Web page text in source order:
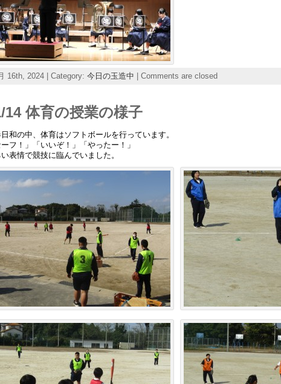
16th, 2024 | Category: 今日の玉造中 Comments are closed
14 体育の授業の様子
和の中、体育はソフトボールを行っています。
ーフ！」「いいぞ！」「やったー！」
表情で競技に臨んでいました。